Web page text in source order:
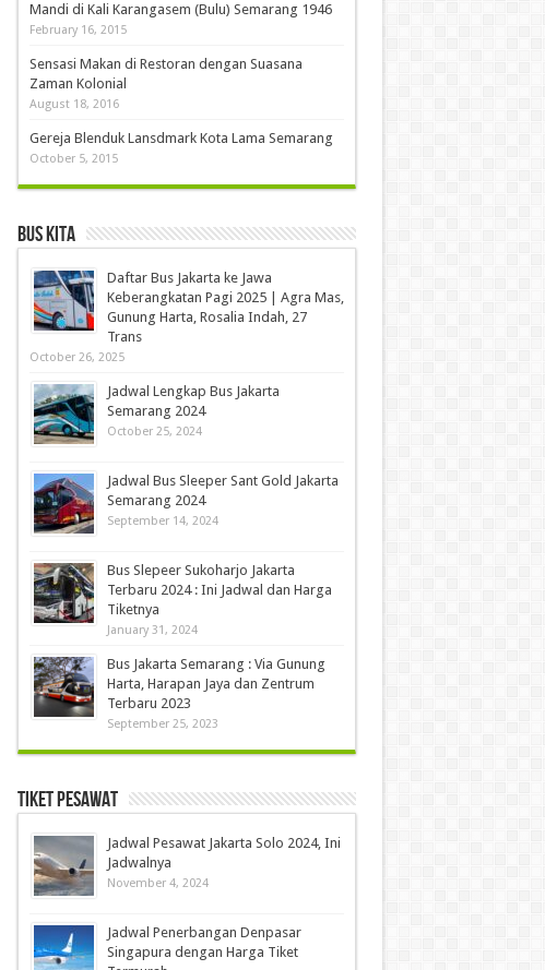
Mandi di Kali Karangasem (Bulu) Semarang 1946
February 16, 2015
Sensasi Makan di Restoran dengan Suasana
Zaman Kolonial
August 18, 2016
Gereja Blenduk Lansdmark Kota Lama Semarang
October 5, 2015
Bus Kita
Daftar Bus Jakarta ke Jawa
Keberangkatan Pagi 2025 | Agra Mas,
Gunung Harta, Rosalia Indah, 27
Trans
October 26, 2025
Jadwal Lengkap Bus Jakarta
Semarang 2024
October 25, 2024
Jadwal Bus Sleeper Sant Gold Jakarta
Semarang 2024
September 14, 2024
Bus Slepeer Sukoharjo Jakarta
Terbaru 2024 : Ini Jadwal dan Harga
Tiketnya
January 31, 2024
Bus Jakarta Semarang : Via Gunung
Harta, Harapan Jaya dan Zentrum
Terbaru 2023
September 25, 2023
Tiket Pesawat
Jadwal Pesawat Jakarta Solo 2024, Ini
Jadwalnya
November 4, 2024
Jadwal Penerbangan Denpasar
Singapura dengan Harga Tiket